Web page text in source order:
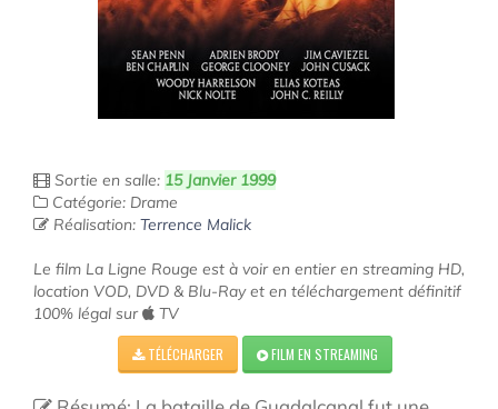
Sortie en salle: 15 Janvier 1999
Catégorie: Drame
Réalisation: Terrence Malick
Le film La Ligne Rouge est à voir en entier en streaming HD,
location VOD, DVD & Blu-Ray et en téléchargement définitif
100% légal sur
TV
TÉLÉCHARGER FILM EN STREAMING